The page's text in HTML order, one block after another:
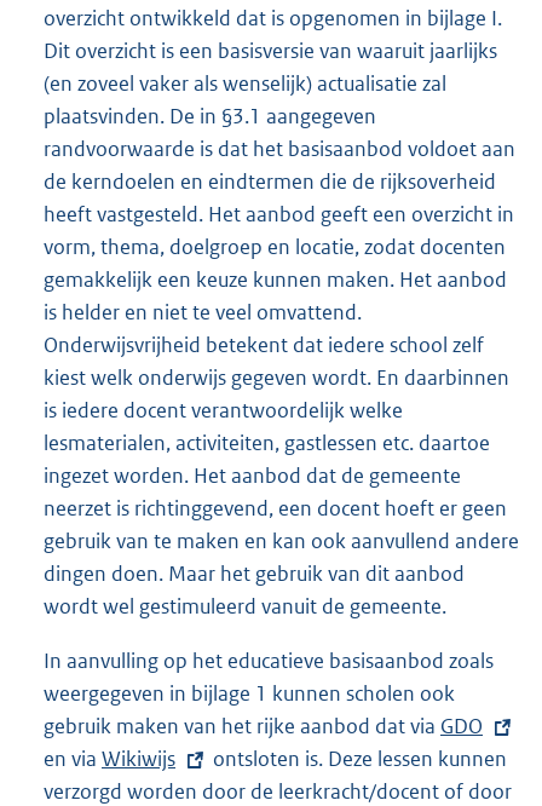
overzicht ontwikkeld dat is opgenomen in bijlage I.
Dit overzicht is een basisversie van waaruit jaarlijks
(en zoveel vaker als wenselijk) actualisatie zal
plaatsvinden. De in §3.1 aangegeven
randvoorwaarde is dat het basisaanbod voldoet aan
de kerndoelen en eindtermen die de rijksoverheid
heeft vastgesteld. Het aanbod geeft een overzicht in
vorm, thema, doelgroep en locatie, zodat docenten
gemakkelijk een keuze kunnen maken. Het aanbod
is helder en niet te veel omvattend.
Onderwijsvrijheid betekent dat iedere school zelf
kiest welk onderwijs gegeven wordt. En daarbinnen
is iedere docent verantwoordelijk welke
lesmaterialen, activiteiten, gastlessen etc. daartoe
ingezet worden. Het aanbod dat de gemeente
neerzet is richtinggevend, een docent hoeft er geen
gebruik van te maken en kan ook aanvullend andere
dingen doen. Maar het gebruik van dit aanbod
wordt wel gestimuleerd vanuit de gemeente.
In aanvulling op het educatieve basisaanbod zoals
weergegeven in bijlage 1 kunnen scholen ook
gebruik maken van het rijke aanbod dat via E
x
t
GDO
en via E
x
Wikiwijs
ontsloten is. Deze lessen kunnen
verzorgd worden door de leerkracht/docent of door